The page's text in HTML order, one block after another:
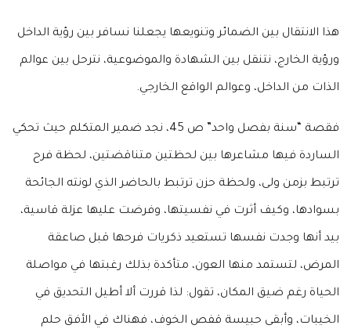
هذا الانتقال بين الضمائر وتنويعها يجعلنا نسافر بين رؤية الداخل
ورؤية الخارج، نتنقل بين الشهادة والموضوعية، نترحل بين عوالم
الذات من الداخل، وعوالم الواقع الخارجي.
فقصة “سنة بفصل واحد” ص 45، نجد ضمير المتكلم حيث تحكي
الساردة فيها مشاعرها بين لحظتين متناقضتين، لحظة فرح
ترتبط بزمن ولى، ولحظة حزن ترتبط بالحاضر الذي لونته الجائحة
بسوادها، وكيف أثرت في نفسيتها، وفرضت عليها عزلة قاسية،
بيد أنها وجدت نفسها تستعيد ذكريات فرحها قبل صاعقة
المرض، لتستمد منها العون، متأكدة بذلك رغبتها في مواصلة
الحياة رغم ضيق المكان، تقول: لذا قررت ألا أطيل التحديق في
الخيبات، وأبقى حبيسة قفص الخوف، فهناك في الأفق حلم